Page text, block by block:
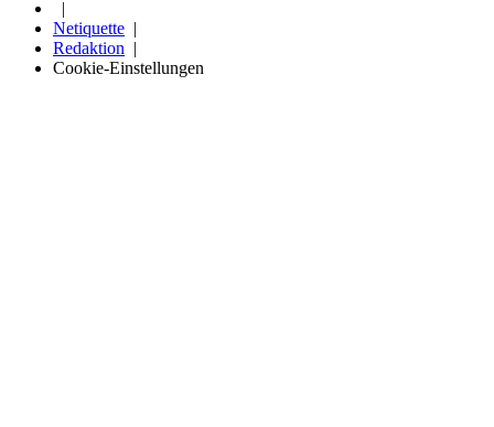
Netiquette
Redaktion
Cookie-Einstellungen